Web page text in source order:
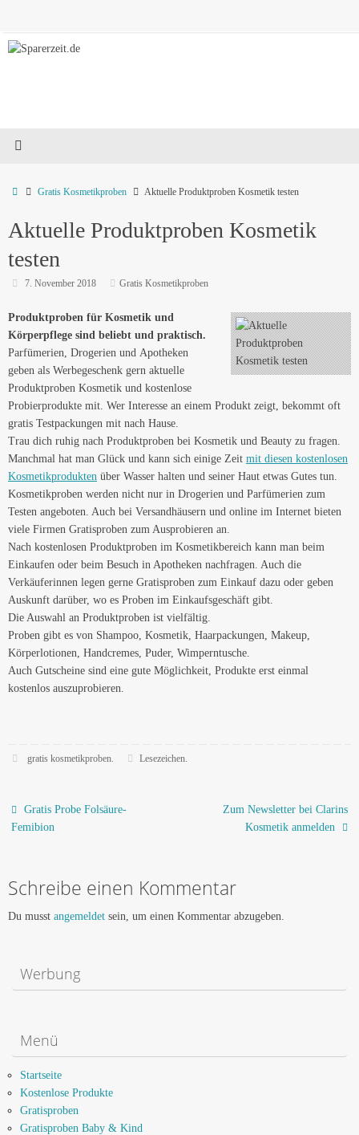
springen
StartGratis Kosmetikproben Aktuelle Produktproben Kosmetik testen
Aktuelle Produktproben Kosmetik
testen
7. November 2018 Gratis Kosmetikproben
Produktproben für Kosmetik und
Körperpflege sind beliebt und praktisch.
Parfümerien, Drogerien und Apotheken
geben als Werbegeschenk gern aktuelle
Produktproben Kosmetik und kostenlose
Probierprodukte mit. Wer Interesse an einem Produkt zeigt, bekommt oft
gratis Testpackungen mit nach Hause.
Trau dich ruhig nach Produktproben bei Kosmetik und Beauty zu fragen.
Manchmal hat man Glück und kann sich einige Zeit mit diesen kostenlosen
Kosmetikprodukten über Wasser halten und seiner Haut etwas Gutes tun.
Kosmetikproben werden nicht nur in Drogerien und Parfümerien zum
Testen angeboten. Auch bei Versandhäusern und online im Internet bieten
viele Firmen Gratisproben zum Ausprobieren an.
Nach kostenlosen Produktproben im Kosmetikbereich kann man beim
Einkaufen oder beim Besuch in Apotheken nachfragen. Auch die
Verkäuferinnen legen gerne Gratisproben zum Einkauf dazu oder geben
Auskunft darüber, wo es Proben im Einkaufsgeschäft gibt.
Die Auswahl an Produktproben ist vielfältig.
Proben gibt es von Shampoo, Kosmetik, Haarpackungen, Makeup,
Körperlotionen, Handcremes, Puder, Wimperntusche.
Auch Gutscheine sind eine gute Möglichkeit, Produkte erst einmal
kostenlos auszuprobieren.
gratis kosmetikproben Lesezeichen
Gratis Probe Folsäure-
Femibion
Zum Newsletter bei Clarins
Kosmetik anmelden
Schreibe einen Kommentar
Du musst angemeldet sein, um einen Kommentar abzugeben.
Werbung
Menü
Startseite
Kostenlose Produkte
Gratisproben
Gratisproben Baby & Kind